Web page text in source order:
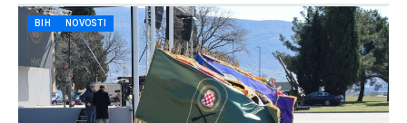
BIH NOVOSTI